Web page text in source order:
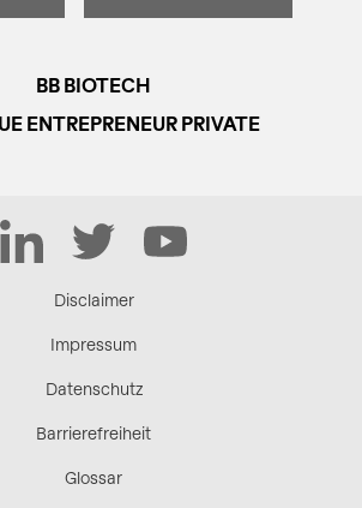
BB BIOTECH
ENTREPRENEUR PRIVATE
LinkedIn Twitter YouTube
Disclaimer
Impressum
Datenschutz
Barrierefreiheit
Glossar